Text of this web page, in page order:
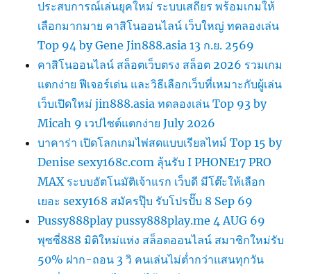
ประสบการณ์เล่นยุคใหม่ ระบบเสถียร พร้อมเกมให้
เลือกมากมาย คาสิโนออนไลน์ เว็บใหญ่ ทดลองเล่น
Top 94 by Gene Jin888.asia 13 ก.ย. 2569
คาสิโนออนไลน์ สล็อตเว็บตรง สล็อต 2026 รวมเกม
แตกง่าย ฟีเจอร์เด่น และวิธีเลือกเว็บที่เหมาะกับผู้เล่น
เว็บเปิดใหม่ jin888.asia ทดลองเล่น Top 93 by
Micah 9 เวปไซต์แตกง่าย July 2026
บาคาร่า เปิดโลกเกมไพ่สดแบบเรียลไทม์ Top 15 by
Denise sexy168c.com ลุ้นรับ I PHONE17 PRO
MAX ระบบอัตโนมัติเจ้าแรก เว็บดี มีโต๊ะให้เลือก
เยอะ sexy168 สมัครปุ๊บ รับโปรปั๊บ 8 Sep 69
Pussy888play pussy888play.me 4 AUG 69
พุซซี่888 มิติใหม่แห่ง สล็อตออนไลน์ สมาชิกใหม่รับ
50% ฝาก-ถอน 3 วิ คนเล่นไม่ต่ำกว่าแสนทุกวัน